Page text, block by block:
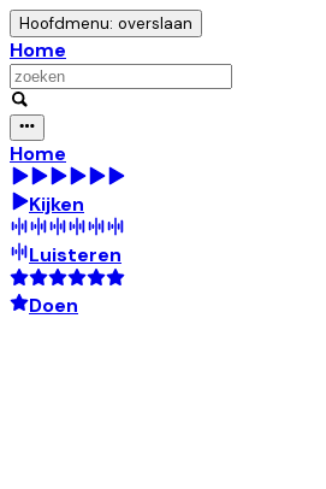
Hoofdmenu: overslaan
Home
Home
Kijken
Luisteren
Doen